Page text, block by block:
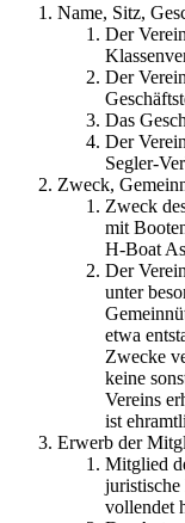
Name, Sitz,
Der
Der
Das
Der
Segler-
Zweck,
Zweck
mit
H-Boat
Der
unter
etwa
Zwecke
keine
Vereins
ist
Erwerb der
Mitglied
juristische
vollendet